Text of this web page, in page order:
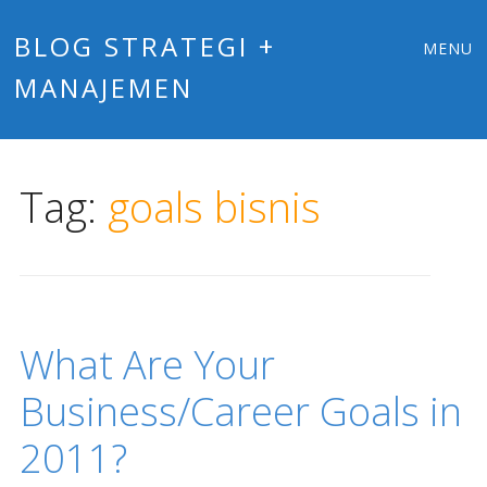
BLOG STRATEGI +
MANAJEMEN
MENU
Tag: goals bisnis
What Are Your
Business/Career Goals in
2011?